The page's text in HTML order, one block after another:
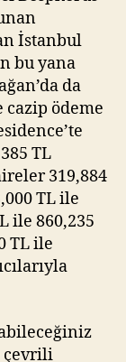
İstanbul
bu yana
da
ödeme
TL
319,884
TL ile
ile 860,235
TL ile
çevrili